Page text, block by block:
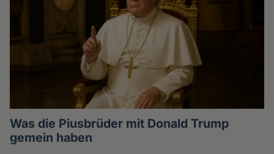
Was die Piusbrüder mit Donald Trump
gemein haben